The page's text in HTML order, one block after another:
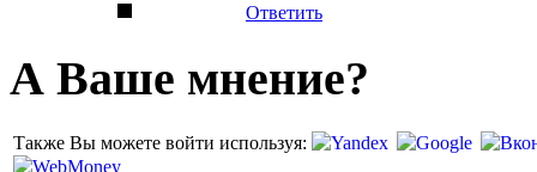
Ответить
А Ваше мнение?
Также Вы можете войти используя: